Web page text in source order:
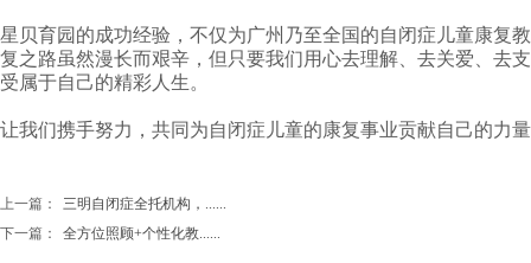
星贝育园的成功经验，不仅为广州乃至全国的自闭症儿童康复
复之路虽然漫长而艰辛，但只要我们用心去理解、去关爱、去
受属于自己的精彩人生。
让我们携手努力，共同为自闭症儿童的康复事业贡献自己的力
上一篇：
三明自闭症全托机构，......
下一篇：
全方位照顾+个性化教......